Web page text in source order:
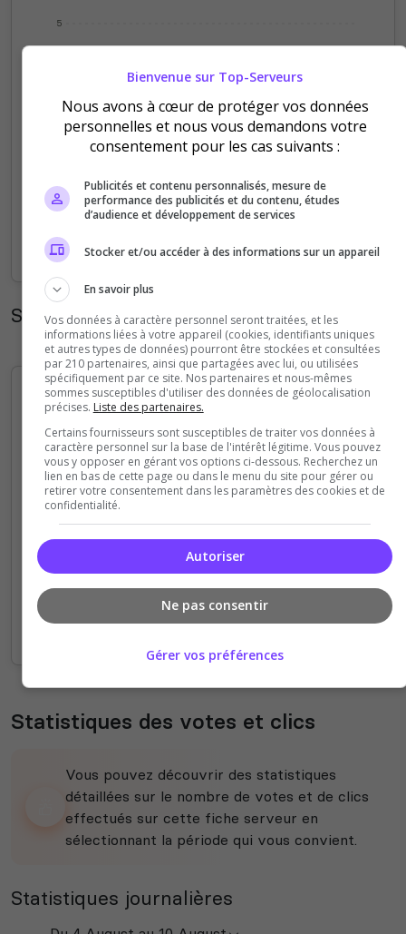
1
5
Sep Oct Nov Jan Feb Mar Apr May
Statistiques horaires
1
3
4
5
Statistiques des votes et clics
Vous pouvez découvrir des statistiques
détaillées sur le nombre de votes et de clics
effectués sur cette fiche serveur en
sélectionnant la période qui vous convient.
Statistiques journalières
Bienvenue sur Top-Serveurs
Nous avons à cœur de protéger vos données
personnelles et nous vous demandons votre
consentement pour les cas suivants :
Publicités et contenu personnalisés, mesure de
performance des publicités et du contenu, études
d’audience et développement de services
Stocker et/ou accéder à des informations sur un appareil
En savoir plus
Vos données à caractère personnel seront traitées, et les
informations liées à votre appareil (cookies, identifiants uniques
et autres types de données) pourront être stockées et consultées
par 210 partenaires, ainsi que partagées avec lui, ou utilisées
spécifiquement par ce site. Nos partenaires et nous-mêmes
sommes susceptibles d'utiliser des données de géolocalisation
précises. Liste des partenaires.
Certains fournisseurs sont susceptibles de traiter vos données à
caractère personnel sur la base de l'intérêt légitime. Vous pouvez
vous y opposer en gérant vos options ci-dessous. Recherchez un
lien en bas de cette page ou dans le menu du site pour gérer ou
retirer votre consentement dans les paramètres des cookies et de
confidentialité.
Autoriser
Ne pas consentir
Gérer vos préférences